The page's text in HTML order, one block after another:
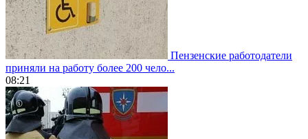
Пензенские работодатели
приняли на работу более 200 чело...
08:21